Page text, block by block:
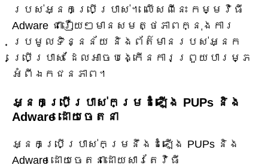
របស់អ្នកប្រើប្រាស់។ លើសពីនេះ កម្មវិធី
Adware ជារឿយៗមានសមត្ថភាពក្នុងការ
ប្រមូលទិន្នន័យ និងព័ត៌មានរបស់អ្នក
ប្រើប្រាស់ ដែលអាចបង្កើនការព្រួយបារម្ភ
អំពីឯកជនភាព។
អ្នកប្រើប្រាស់កម្រដំឡើង PUPs និង
Adware ដោយចេតនា
អ្នកប្រើប្រាស់កម្រនឹងដំឡើង PUPs និង
Adware ដោយចេតនាដោយសារតែវិធី